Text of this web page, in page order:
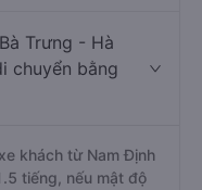
Trưng - Hà
chuyển bằng
khách từ Nam Định
tiếng, nếu mật độ